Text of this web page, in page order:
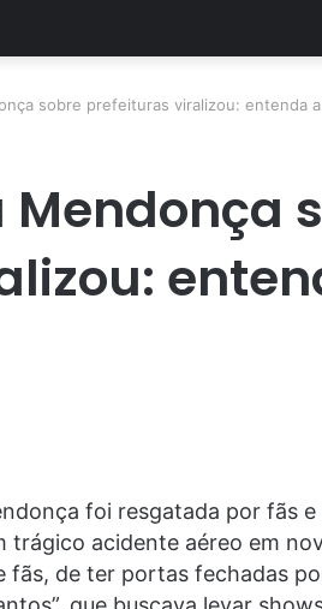
sobre prefeituras viralizou: entenda
Mendonça
foi resgatada por fãs
trágico acidente aéreo em
fãs, de ter portas fechadas